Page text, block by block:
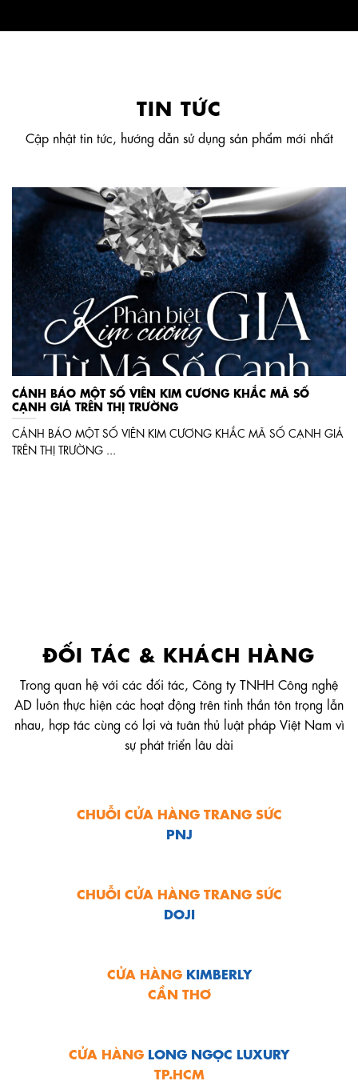
TIN TỨC
Cập nhật tin tức, hướng dẫn sử dụng sản phẩm mới nhất
CẢNH BÁO MỘT SỐ VIÊN KIM CƯƠNG KHẮC MÃ SỐ
CẠNH GIẢ TRÊN THỊ TRƯỜNG
CẢNH BÁO MỘT SỐ VIÊN KIM CƯƠNG KHẮC MÃ SỐ CẠNH GIẢ
TRÊN THỊ TRƯỜNG ...
ĐỐI TÁC & KHÁCH HÀNG
Trong quan hệ với các đối tác, Công ty TNHH Công nghệ
AD luôn thực hiện các hoạt động trên tinh thần tôn trọng lẫn
nhau, hợp tác cùng có lợi và tuân thủ luật pháp Việt Nam vì
sự phát triển lâu dài
CHUỖI CỬA HÀNG TRANG SỨC
PNJ
CHUỖI CỬA HÀNG TRANG SỨC
DOJI
CỬA HÀNG KIMBERLY
CẦN THƠ
CỬA HÀNG LONG NGỌC LUXURY
TP.HCM